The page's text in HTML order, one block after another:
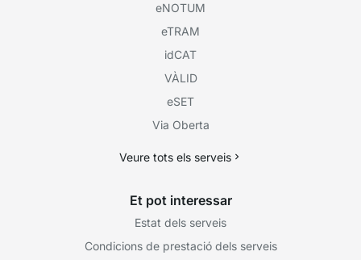
eNOTUM
eTRAM
idCAT
VÀLID
eSET
Via Oberta
Veure tots els serveis
Et pot interessar
Estat dels serveis
Condicions de prestació dels serveis